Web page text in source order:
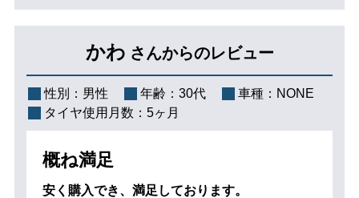
かわ さんからのレビュー
性別： 男性 年齢： 30代 車種： NONE
タイヤ使用月数： 5ヶ月
概ね満足
安く購入でき、満足しております。